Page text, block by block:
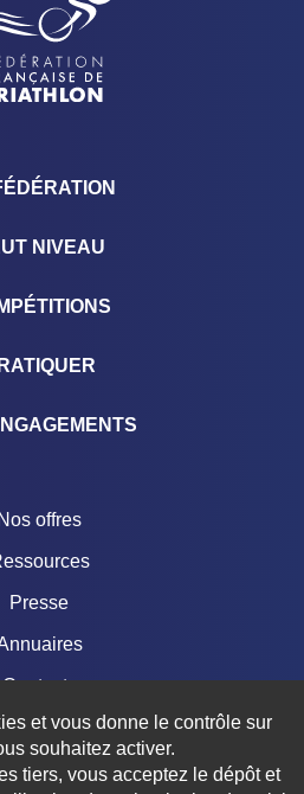
NIVEAU
Nos offres
Presse
Contacts
Boutique
et vous donne le contrôle sur
souhaitez activer.
tiers, vous acceptez le dépôt et